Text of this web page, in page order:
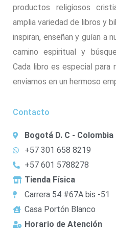
productos religiosos
amplia variedad de libros y
inspiran, enseñan y guían a
camino espiritual y
Cada libro es especial para
enviamos en un hermoso
Contacto
Bogotá D. C - Colombia
+57 301 658 8219
+57 601 5788278
Tienda Física
Carrera 54 #67A bis -51
Casa Portón Blanco
Horario de Atención